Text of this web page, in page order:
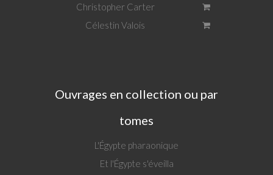
Christopher Carter
Célestin Valois
Ouvrages en collection ou par
tomes
L'Égypte pharaonique
Et l'Égypte s'éveilla